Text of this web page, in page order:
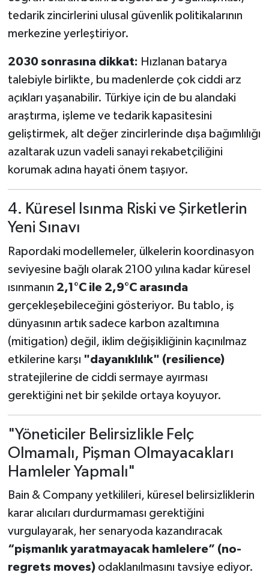
tedarik zincirlerini ulusal güvenlik politikalarının
merkezine yerleştiriyor.
2030 sonrasına dikkat: Hızlanan batarya
talebiyle birlikte, bu madenlerde çok ciddi arz
açıkları yaşanabilir. Türkiye için de bu alandaki
araştırma, işleme ve tedarik kapasitesini
geliştirmek, alt değer zincirlerinde dışa bağımlılığı
azaltarak uzun vadeli sanayi rekabetçiliğini
korumak adına hayati önem taşıyor.
4. Küresel Isınma Riski ve Şirketlerin
Yeni Sınavı
Rapordaki modellemeler, ülkelerin koordinasyon
seviyesine bağlı olarak 2100 yılına kadar küresel
ısınmanın 2,1°C ile 2,9°C arasında
gerçekleşebileceğini gösteriyor. Bu tablo, iş
dünyasının artık sadece karbon azaltımına
(mitigation) değil, iklim değişikliğinin kaçınılmaz
etkilerine karşı "dayanıklılık" (resilience)
stratejilerine de ciddi sermaye ayırması
gerektiğini net bir şekilde ortaya koyuyor.
"Yöneticiler Belirsizlikle Felç
Olmamalı, Pişman Olmayacakları
Hamleler Yapmalı"
Bain & Company yetkilileri, küresel belirsizliklerin
karar alıcıları durdurmaması gerektiğini
vurgulayarak, her senaryoda kazandıracak
“pişmanlık yaratmayacak hamlelere” (no-
regrets moves)odaklanılmasını tavsiye ediyor.